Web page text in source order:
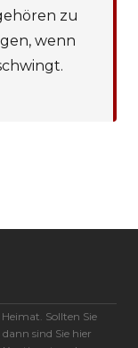
zu
wenn
Sollten Sie
sind Sie hier